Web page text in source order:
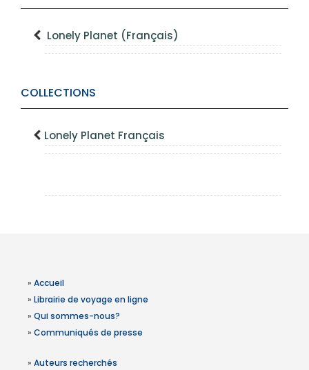
Lonely Planet (Français)
COLLECTIONS
Lonely Planet Français
» Accueil
» Librairie de voyage en ligne
» Qui sommes-nous?
» Communiqués de presse
» Auteurs recherchés